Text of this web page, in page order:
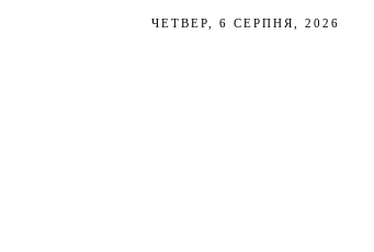
ЧЕТВЕР, 6 СЕРПНЯ, 2026